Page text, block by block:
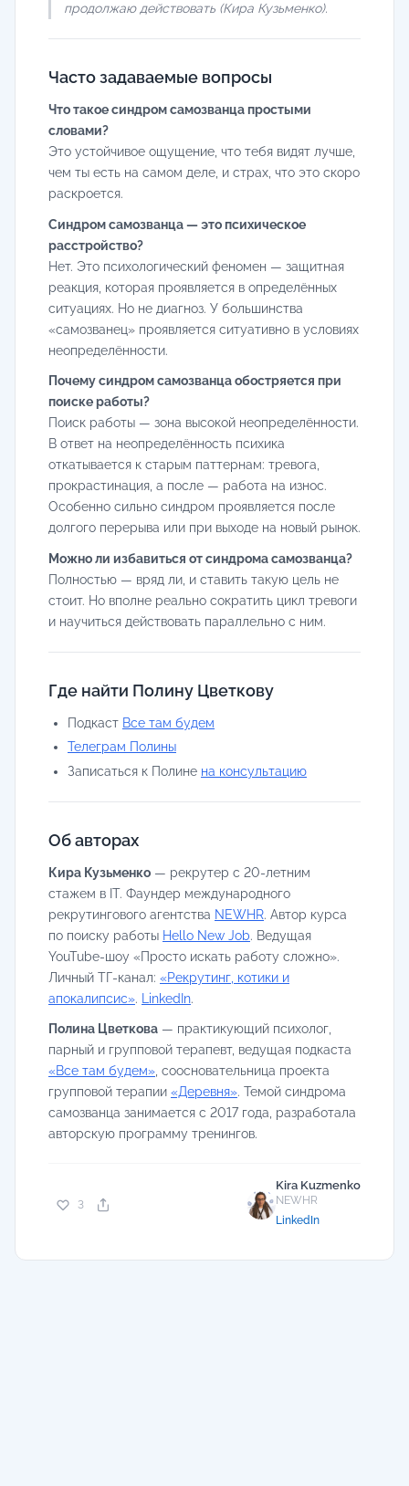
продолжаю действовать (Кира Кузьменко).
Часто задаваемые вопросы
Что такое синдром самозванца простыми
словами?
Это устойчивое ощущение, что тебя видят лучше,
чем ты есть на самом деле, и страх, что это скоро
раскроется.
Синдром самозванца — это психическое
расстройство?
Нет. Это психологический феномен — защитная
реакция, которая проявляется в определённых
ситуациях. Но не диагноз. У большинства
«самозванец» проявляется ситуативно в условиях
неопределённости.
Почему синдром самозванца обостряется при
поиске работы?
Поиск работы — зона высокой неопределённости.
В ответ на неопределённость психика
откатывается к старым паттернам: тревога,
прокрастинация, а после — работа на износ.
Особенно сильно синдром проявляется после
долгого перерыва или при выходе на новый рынок.
Можно ли избавиться от синдрома самозванца?
Полностью — вряд ли, и ставить такую цель не
стоит. Но вполне реально сократить цикл тревоги
и научиться действовать параллельно с ним.
Где найти Полину Цветкову
Подкаст Все там будем
Телеграм Полины
Записаться к Полине на консультацию
Об авторах
Кира Кузьменко — рекрутер с 20-летним
стажем в IT. Фаундер международного
рекрутингового агентства NEWHR. Автор курса
по поиску работы Hello New Job. Ведущая
YouTube-шоу «Просто искать работу сложно».
Личный ТГ-канал: «Рекрутинг, котики и
апокалипсис». LinkedIn.
Полина Цветкова — практикующий психолог,
парный и групповой терапевт, ведущая подкаста
«Все там будем» , соосновательница проекта
групповой терапии «Деревня». Темой синдрома
самозванца занимается с 2017 года, разработала
авторскую программу тренингов.
3
Kira Kuzmenko
NEWHR
LinkedIn